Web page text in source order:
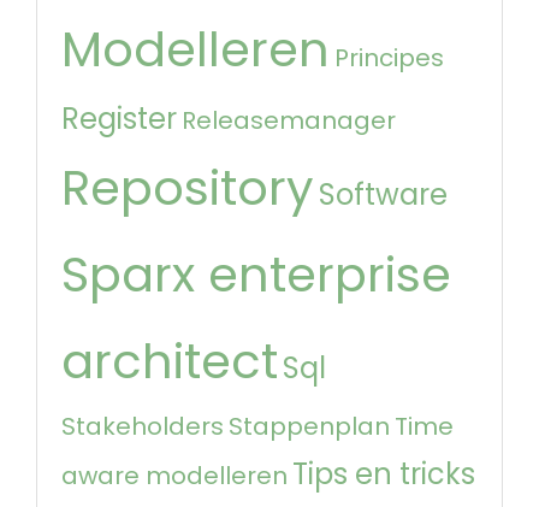
Modelleren Principes
Register Releasemanager
RepositorySoftware
Sparx enterprise
architectSql
Stakeholders Stappenplan Time
aware modelleren Tips en tricks